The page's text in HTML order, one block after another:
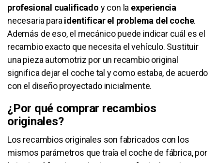
profesional cualificado y con la experiencia
necesaria para identificar el problema del coche.
Además de eso, el mecánico puede indicar cuál es el
recambio exacto que necesita el vehículo. Sustituir
una pieza automotriz por un recambio original
significa dejar el coche tal y como estaba, de acuerdo
con el diseño proyectado inicialmente.
¿Por qué comprar recambios
originales?
Los recambios originales son fabricados con los
mismos parámetros que traía el coche de fábrica, por